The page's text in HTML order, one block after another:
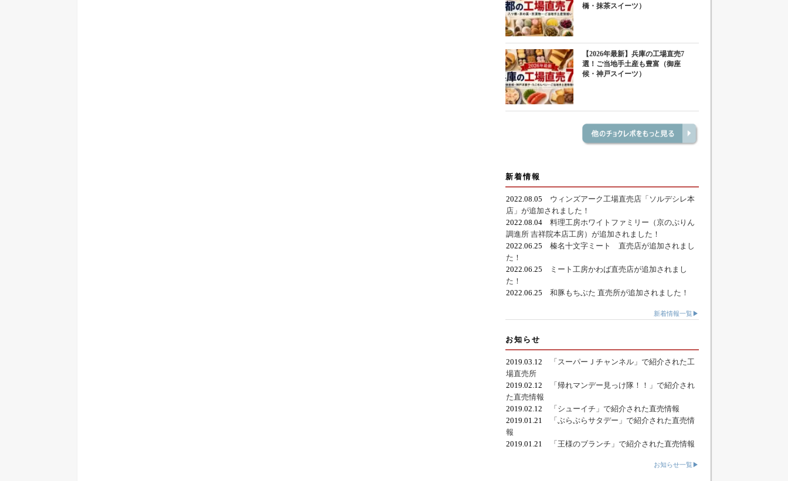
橋・抹茶スイーツ）
【2026年最新】兵庫の工場直売7
選！ご当地手土産も豊富（御座
候・神戸スイーツ）
新着情報
2022.08.05 ウィンズアーク工場直売店「ソルデシレ本
店」が追加されました！
2022.08.04 料理工房ホワイトファミリー（京のぷりん
調進所 吉祥院本店工房）が追加されました！
2022.06.25 榛名十文字ミート 直売店が追加されまし
た！
2022.06.25
ミート工房かわば直売店が追加されまし
た！
2022.06.25 和豚もちぶた 直売所が追加されました！
新着情報一覧▶
お知らせ
2019.03.12
「スーパーＪチャンネル」で紹介された工
場直売所
2019.02.12
「帰れマンデー見っけ隊！！」で紹介され
た直売情報
2019.02.12
「シューイチ」で紹介された直売情報
2019.01.21
「ぶらぶらサタデー」で紹介された直売情
報
2019.01.21
「王様のブランチ」で紹介された直売情報
お知らせ一覧▶